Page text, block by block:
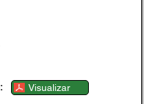
Visualizar